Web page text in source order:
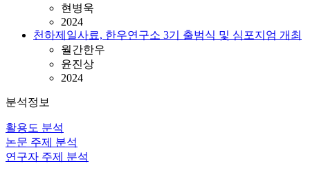
현병욱
2024
천하제일사료, 한우연구소 3기 출범식 및 심포지엄 개최
월간한우
윤진상
2024
분석정보
활용도 분석
논문 주제 분석
연구자 주제 분석